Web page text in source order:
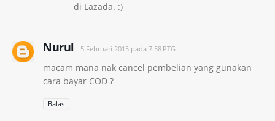
di Lazada. :)
Nurul 5 Februari 2015 pada 7:58 PTG
macam mana nak cancel pembelian yang gunakan
cara bayar COD ?
Balas